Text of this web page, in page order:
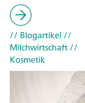
// Blogartikel //
Milchwirtschaft//
Kosmetik